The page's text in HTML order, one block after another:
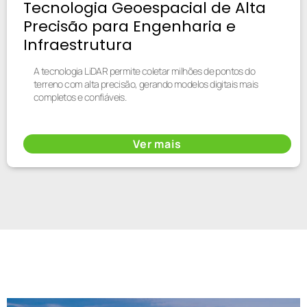
Tecnologia Geoespacial de Alta
Precisão para Engenharia e
Infraestrutura
A tecnologia LiDAR permite coletar milhões de pontos do
terreno com alta precisão, gerando modelos digitais mais
completos e confiáveis.
Ver mais